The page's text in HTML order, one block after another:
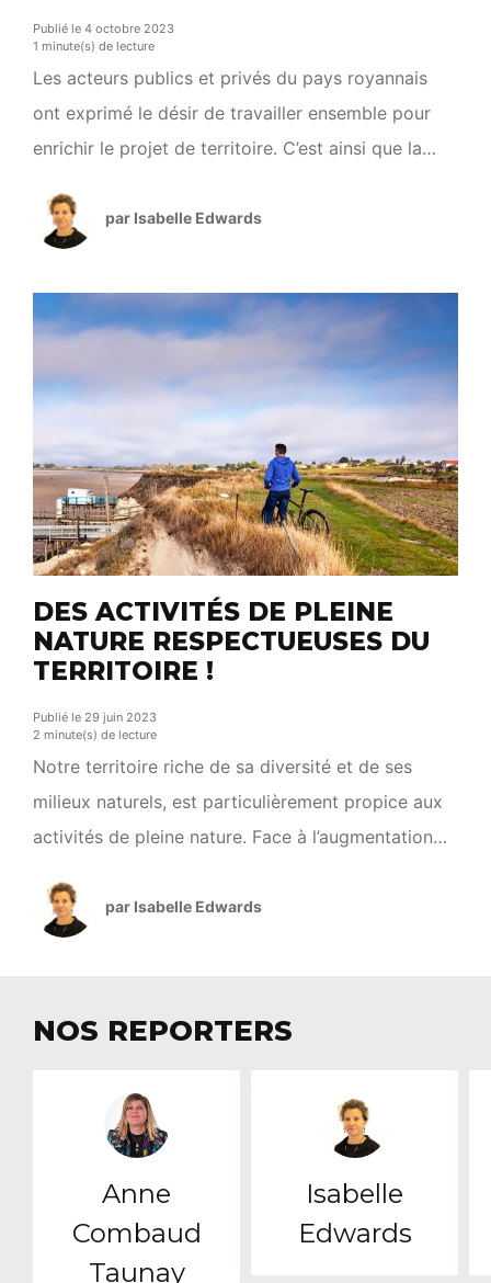
Publié le 4 octobre 2023
1 minute(s) de lecture
Les acteurs publics et privés du pays royannais
ont exprimé le désir de travailler ensemble pour
enrichir le projet de territoire. C’est ainsi que la
décidé de s’engager dans une communication
ciblée que l’on appelle un « code de marque ».
C’est une boite à outils collective de
communication offerte […]
par Isabelle Edwards
DES ACTIVITÉS DE PLEINE
NATURE RESPECTUEUSES DU
TERRITOIRE !
Publié le 29 juin 2023
2 minute(s) de lecture
Notre territoire riche de sa diversité et de ses
milieux naturels, est particulièrement propice aux
activités de pleine nature. Face à l’augmentation
évolue chaque jour. La préfecture lance en ce sens
une campagne de sensibilisation à l’utilisation des
par Isabelle Edwards
NOS REPORTERS
Anne
Combaud
Taunay
Isabelle
Edwards